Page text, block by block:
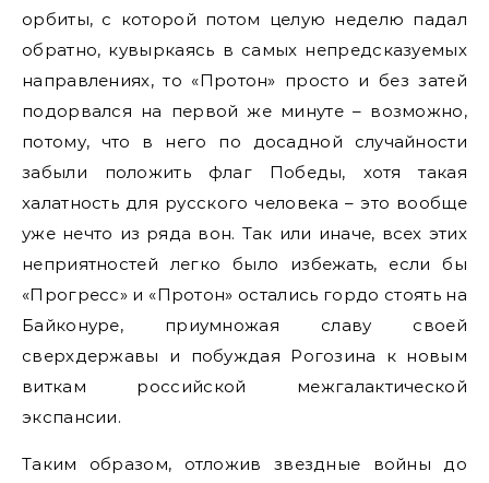
орбиты, с которой потом целую неделю падал
обратно, кувыркаясь в самых непредсказуемых
направлениях, то «Протон» просто и без затей
подорвался на первой же минуте – возможно,
потому, что в него по досадной случайности
забыли положить флаг Победы, хотя такая
халатность для русского человека – это вообще
уже нечто из ряда вон. Так или иначе, всех этих
неприятностей легко было избежать, если бы
«Прогресс» и «Протон» остались гордо стоять на
Байконуре, приумножая славу своей
сверхдержавы и побуждая Рогозина к новым
виткам российской межгалактической
экспансии.
Таким образом, отложив звездные войны до